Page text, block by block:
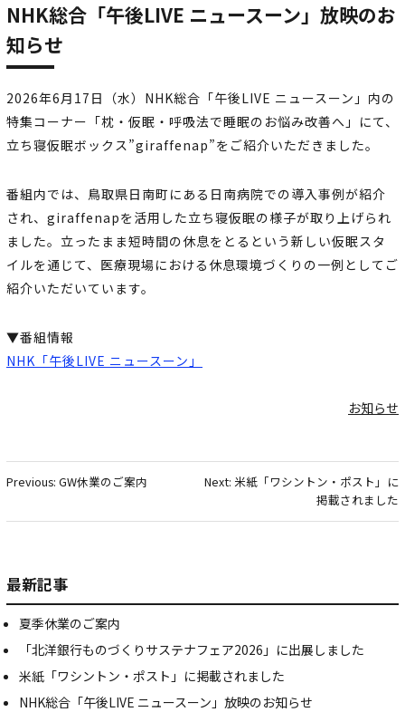
NHK総合「午後LIVE ニュースーン」放映のお
知らせ
2026年6月17日（水）NHK総合「午後LIVE ニュースーン」内の
特集コーナー「枕・仮眠・呼吸法で睡眠のお悩み改善へ」にて、
立ち寝仮眠ボックス”giraffenap”をご紹介いただきました。
番組内では、鳥取県日南町にある日南病院での導入事例が紹介
され、giraffenapを活用した立ち寝仮眠の様子が取り上げられ
ました。立ったまま短時間の休息をとるという新しい仮眠スタ
イルを通じて、医療現場における休息環境づくりの一例としてご
紹介いただいています。
▼番組情報
NHK「午後LIVE ニュースーン」
お知らせ
投
稿
ナ
ゲ
ー
シ
ョ
ン
Previous: GW休業のご案内 Next: 米紙「ワシントン・ポスト」に
掲載されました
最新記事
夏季休業のご案内
「北洋銀行ものづくりサステナフェア2026」に出展しました
米紙「ワシントン・ポスト」に掲載されました
NHK総合「午後LIVE ニュースーン」放映のお知らせ